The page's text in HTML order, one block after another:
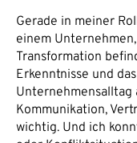
Gerade in meiner
einem
Transformation
Erkenntnisse und
Unternehmensalltag
Kommunikation,
wichtig. Und ich